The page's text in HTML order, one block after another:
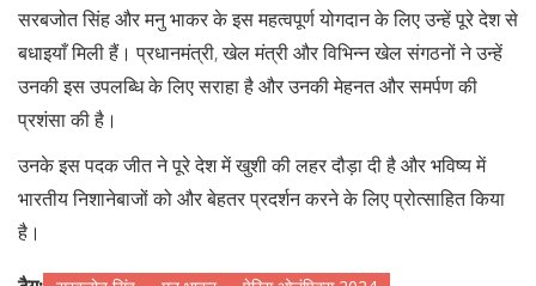
सरबजोत सिंह और मनु भाकर के इस महत्वपूर्ण योगदान के लिए उन्हें पूरे देश से
बधाइयाँ मिली हैं। प्रधानमंत्री, खेल मंत्री और विभिन्न खेल संगठनों ने उन्हें
उनकी इस उपलब्धि के लिए सराहा है और उनकी मेहनत और समर्पण की
प्रशंसा की है।
उनके इस पदक जीत ने पूरे देश में खुशी की लहर दौड़ा दी है और भविष्य में
भारतीय निशानेबाजों को और बेहतर प्रदर्शन करने के लिए प्रोत्साहित किया
है।